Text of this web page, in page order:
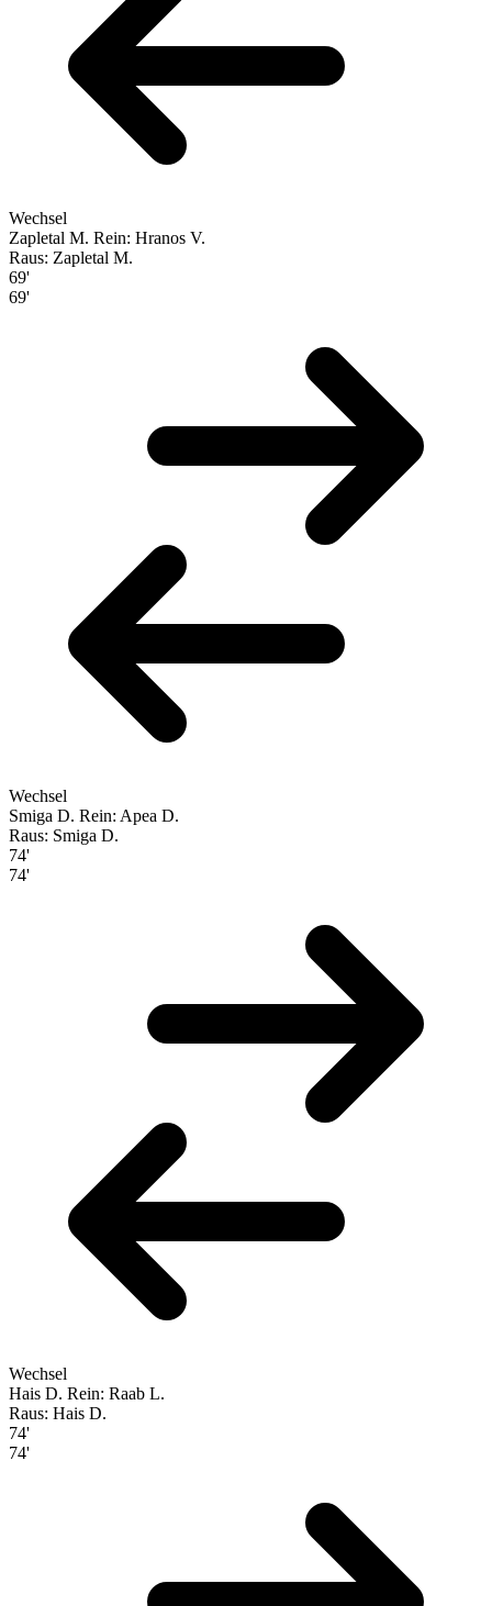
Wechsel
Zapletal M. Rein: Hranos V.
Raus: Zapletal M.
69'
69'
Wechsel
Smiga D. Rein: Apea D.
Raus: Smiga D.
74'
74'
Wechsel
Hais D. Rein: Raab L.
Raus: Hais D.
74'
74'